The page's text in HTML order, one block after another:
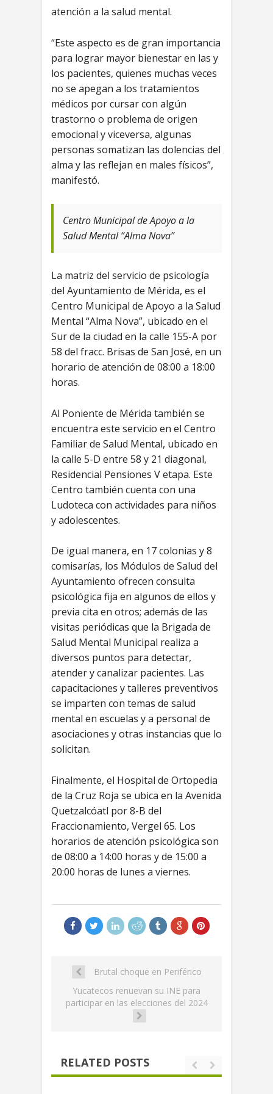
atención a la salud mental.
“Este aspecto es de gran importancia
para lograr mayor bienestar en las y
los pacientes, quienes muchas veces
no se apegan a los tratamientos
médicos por cursar con algún
trastorno o problema de origen
emocional y viceversa, algunas
personas somatizan las dolencias del
alma y las reflejan en males físicos”,
manifestó.
Centro Municipal de Apoyo a la
Salud Mental “Alma Nova”
La matriz del servicio de psicología
del Ayuntamiento de Mérida, es el
Centro Municipal de Apoyo a la Salud
Mental “Alma Nova”, ubicado en el
Sur de la ciudad en la calle 155-A por
58 del fracc. Brisas de San José, en un
horario de atención de 08:00 a 18:00
horas.
Al Poniente de Mérida también se
encuentra este servicio en el Centro
Familiar de Salud Mental, ubicado en
la calle 5-D entre 58 y 21 diagonal,
Residencial Pensiones V etapa. Este
Centro también cuenta con una
Ludoteca con actividades para niños
y adolescentes.
De igual manera, en 17 colonias y 8
comisarías, los Módulos de Salud del
Ayuntamiento ofrecen consulta
psicológica fija en algunos de ellos y
previa cita en otros; además de las
visitas periódicas que la Brigada de
Salud Mental Municipal realiza a
diversos puntos para detectar,
atender y canalizar pacientes. Las
capacitaciones y talleres preventivos
se imparten con temas de salud
mental en escuelas y a personal de
asociaciones y otras instancias que lo
solicitan.
Finalmente, el Hospital de Ortopedia
de la Cruz Roja se ubica en la Avenida
Quetzalcóatl por 8-B del
Fraccionamiento, Vergel 65. Los
horarios de atención psicológica son
de 08:00 a 14:00 horas y de 15:00 a
20:00 horas de lunes a viernes.
Brutal choque en Periférico
Yucatecos renuevan su INE para
participar en las elecciones del 2024
RELATED POSTS